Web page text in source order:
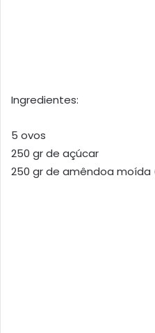
Ingredientes:
5 ovos
250 gr de açúcar
250 gr de amêndoa